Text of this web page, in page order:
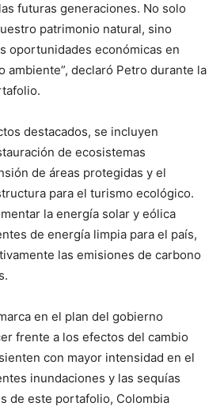
futuras generaciones. No solo
patrimonio natural, sino
oportunidades económicas en
ambiente”, declaró Petro durante la
destacados, se incluyen
de ecosistemas
de áreas protegidas y el
para el turismo ecológico.
la energía solar y eólica
de energía limpia para el país,
las emisiones de carbono
en el plan del gobierno
frente a los efectos del cambio
con mayor intensidad en el
inundaciones y las sequías
de este portafolio, Colombia